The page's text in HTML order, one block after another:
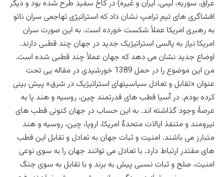
عراق، سوریه، لیبی، ایران و غیره) در کاخ سفید طرح شده بود و دیگر
افشاگری های تیم ترامپ نشان داد که استراتیژی تهاجمی سران ناتو
به رهبری امریکا عملاً شکست خورده است. به این صورت سران
امریکا نیاز به پالسی استراتیژیک جدید در جهان چند قطبی دارند.
اوضاع جدید نشان می دهد که جهان عملاً چند قطبی شده است.
من این موضوع را در حمل 1389 خورشیدی در مقاله یی تحت
عنوان «تقابل و تعادل سیاسیتهای استراتیژیک در شرق» پیش بینی
کرده بودم. در آسیا قطب های قدرتمند چین، روسیه و هند پا به
عرصۀ وجود گذاشته اند. به این حساب در جهان کنونی قطب های
نیرومند و متنفذ ایالات متحدۀ امریکا، اروپا، چین، روسیه و هند
متبارز می باشند. امنیت و ثبات جهان به تعادل و تقابل این قطب
های مقتدر ارتباط دارد. با تعادل می توانند جهان را به سوی نوعی
امنیت، صلح و ثبات نسبی پیش به برند و با تقابل به سوی جنگ